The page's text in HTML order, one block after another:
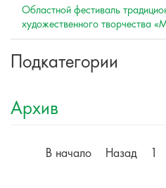
Областной фестиваль
художественного творчества
Подкатегории
Архив
В начало Назад